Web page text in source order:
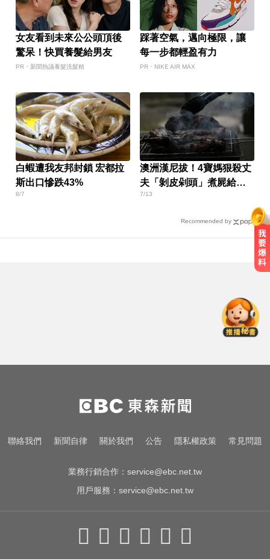
女友看到未來公公頭頂後
驚呆！快買養髮給男友
PR・新聞熱議養髮洗髮精
踩著空氣，邁向極限，讓
每一步都輕盈有力
PR・NIKE AIR MAX
白蝦遭我友邦封鎖 宏都拉
斯出口慘跌43%
8/7
澳洲漢尼拔！4寶媽狠殺丈
夫「剝皮剁頭」煮屍給孩
吃
7/13
Recommended by
說重話：考慮收回股務自辦
生人迴避！台中海線將送肉粽 路
線、時間曝光
國中暑輔悲劇！小六升國一男學生
聯絡我們 新聞自律 關於我們 公告 隱私權政策 常見問題
業務行銷合作： service@ebc.net.tw
用戶服務： service@ebc.net.tw